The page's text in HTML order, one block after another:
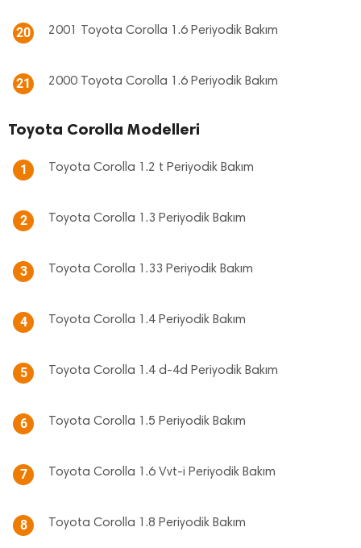
20 2001 Toyota Corolla 1.6 Periyodik Bakım
21 2000 Toyota Corolla 1.6 Periyodik Bakım
Toyota Corolla Modelleri
1 Toyota Corolla 1.2 t Periyodik Bakım
2 Toyota Corolla 1.3 Periyodik Bakım
3 Toyota Corolla 1.33 Periyodik Bakım
4 Toyota Corolla 1.4 Periyodik Bakım
5 Toyota Corolla 1.4 d-4d Periyodik Bakım
6 Toyota Corolla 1.5 Periyodik Bakım
7 Toyota Corolla 1.6 Vvt-i Periyodik Bakım
8 Toyota Corolla 1.8 Periyodik Bakım